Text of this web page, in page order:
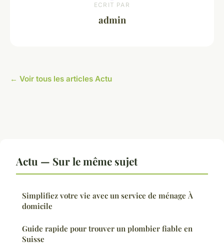
ECRIT PAR
admin
← Voir tous les articles Actu
Actu — Sur le même sujet
Simplifiez votre vie avec un service de ménage À
domicile
Guide rapide pour trouver un plombier fiable en
Suisse